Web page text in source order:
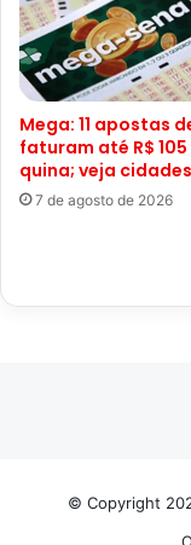
Mega: 11 apostas
faturam até R$
quina; veja cidades
7 de agosto de 2026
© Copyright